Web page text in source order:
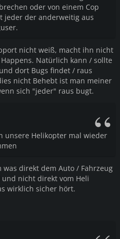
oder von einem Cop
jeder der anderweitig aus
nicht weiß, macht ihn nicht
Natürlich kann / sollte
dort Bugs findet / raus
nicht Behebt ist man meiner
sich "jeder" raus bugt.
unsere Helikopter mal wieder
was direkt dem Auto / Fahrzeug
nicht direkt vom Heli
wirklich sicher hört.